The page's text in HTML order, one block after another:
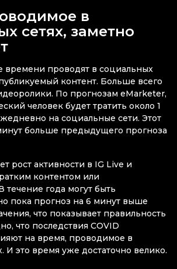
в
сетях, заметно
проводят в социальных
контент. Больше всего
По прогнозам eMarketer,
человек будет тратить около 1
на социальные сети. Этот
больше предыдущего прогноза
рост активности в IG Live и
контентом или
течение года могут быть
пока прогноз на 6 минут выше
что показывает правильность
что последствия COVID
на время, проводимое в
И это время уже достаточно велико.